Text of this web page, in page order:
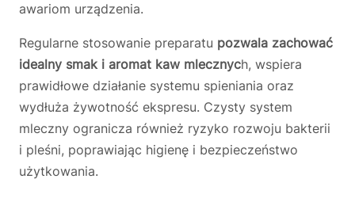
awariom urządzenia.
Regularne stosowanie preparatu pozwala zachować
idealny smak i aromat kaw mlecznych, wspiera
prawidłowe działanie systemu spieniania oraz
wydłuża żywotność ekspresu. Czysty system
mleczny ogranicza również ryzyko rozwoju bakterii
i pleśni, poprawiając higienę i bezpieczeństwo
użytkowania.